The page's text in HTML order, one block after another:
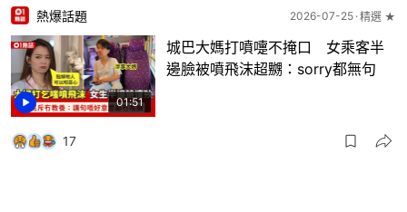
01:51
熱爆話題 2026-07-25 精選 ★
城巴大媽打噴嚏不掩口 女乘客半
邊臉被噴飛沫超嬲：sorry都無句
17